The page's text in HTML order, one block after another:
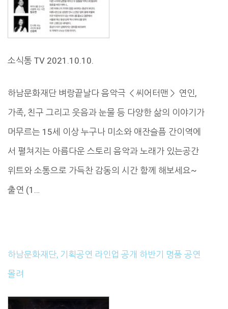
소식통 TV 2021.10.10.
하남문화재단 벼랑끝날다 음악극 ＜씨어터맨＞ 연인,
가족, 친구 그리고 웃음과 눈물 등 다양한 삶의 이야기가
머무르는 15세 이상 누구나 미소와 애잔슬픔 간이역에
서 펼쳐지는 아름다운 스토리 음악과 노래가 있는공간
위트와 소통으로 가득찬 감동의 시간 함께 해보세요~
출연 (1…
하남문화재단, 기획공연 라인업 공개 하반기 명품 공연
몰려